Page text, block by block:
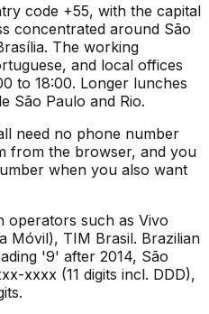
code +55, with the capital
concentrated around São
The working
and local offices
to 18:00. Longer lunches
São Paulo and Rio.
need no phone number
from the browser, and you
when you also want
operators such as Vivo
Móvil), TIM Brasil. Brazilian
'9' after 2014, São
xxxx (11 digits incl. DDD),